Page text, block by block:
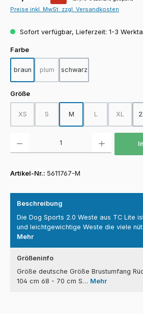
Preise inkl. MwSt. zzgl. Versandkosten
Sofort verfügbar, Lieferzeit: 1-3
Farbeauswählen
braun plum
(Diese Option ist zurzeit nicht
schwarz
Größeauswählen
XS
(Diese Option ist zurzeit nicht verfügbar.)
S
(Diese Option ist zurzeit nicht
M L
(Diese Option ist
XL
(Diese
Artikel-Nr.: 5611767-M
Beschreibung
Die Dog Sports 2.0 Weste aus TC Lite
und leichtgewichtige Weste die viele
Mehr
Größeninfo
Größe deutsche Größe Brustumfang
104 cm 68 - 70 cm S… Mehr